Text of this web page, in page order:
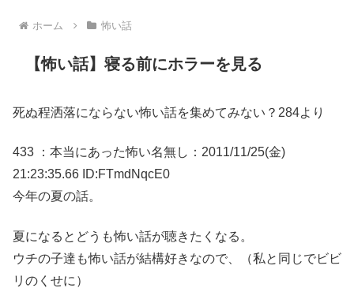
ホーム 怖い話
【怖い話】寝る前にホラーを見る
死ぬ程洒落にならない怖い話を集めてみない？284より
433 ：本当にあった怖い名無し：2011/11/25(金)
21:23:35.66 ID:FTmdNqcE0
今年の夏の話。
夏になるとどうも怖い話が聴きたくなる。
ウチの子達も怖い話が結構好きなので、（私と同じでビビ
リのくせに）